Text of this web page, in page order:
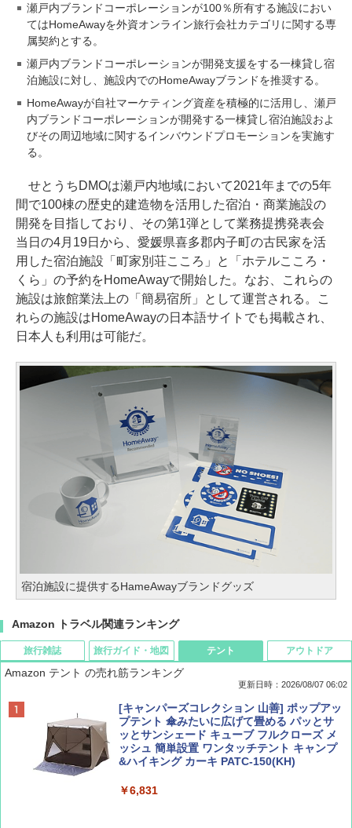
瀬戸内ブランドコーポレーションが100％所有する施設におい
てはHomeAwayを外資オンライン旅行会社カテゴリに関する専
属契約とする。
瀬戸内ブランドコーポレーションが開発支援をする一棟貸し宿
泊施設に対し、施設内でのHomeAwayブランドを推奨する。
HomeAwayが自社マーケティング資産を積極的に活用し、瀬戸
内ブランドコーポレーションが開発する一棟貸し宿泊施設およ
びその周辺地域に関するインバウンドプロモーションを実施す
る。
せとうちDMOは瀬戸内地域において2021年までの5年
間で100棟の歴史的建造物を活用した宿泊・商業施設の
開発を目指しており、その第1弾として業務提携発表会
当日の4月19日から、愛媛県喜多郡内子町の古民家を活
用した宿泊施設「町家別荘こころ」と「ホテルこころ・
くら」の予約をHomeAwayで開始した。なお、これらの
施設は旅館業法上の「簡易宿所」として運営される。こ
れらの施設はHomeAwayの日本語サイトでも掲載され、
日本人も利用は可能だ。
宿泊施設に提供するHameAwayブランドグッズ
Amazon トラベル関連ランキング
旅行雑誌
ディズニーファン ２０２６年 ９月号 [雑
誌] (ＤＩＳＮＥＹ ＦＡＮ)
￥713
旅行ガイド・地図
D40 地球の歩き方 チェンマイ タイ北部の魅
力的な町 2026～2027 地球の歩き方D アジア
￥2,079
テント
Amazon テント の売れ筋ランキング
更新日時：2026/08/07 06:02
[キャンパーズコレクション 山善] ポップアッ
プテント 傘みたいに広げて畳める パッとサ
ッとサンシェード キューブ フルクローズ メ
ッシュ 簡単設置 ワンタッチテント キャンプ
&ハイキング カーキ PATC-150(KH)
￥6,831
アウトドア